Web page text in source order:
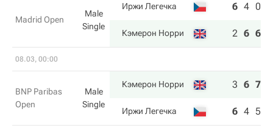
Madrid Open
Male
Single
Иржи Легечка 6 4 0
Кэмерон Норри 2 6 6
08.03, 00:00
BNP Paribas
Open
Male
Single
Кэмерон Норри 3 6 7
Иржи Легечка 6 4 5